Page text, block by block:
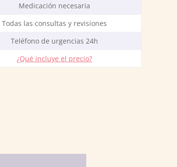
Medicación necesaria
Todas las consultas y revisiones
Teléfono de urgencias 24h
¿Qué incluye el precio?